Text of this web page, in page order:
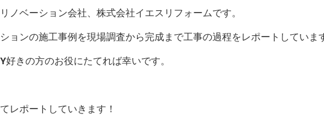
ノベーション会社、株式会社イエスリフォームです。
ョンの施工事例を現場調査から完成まで工事の過程をレポートしていま
きの方のお役にたてれば幸いです。
レポートしていきます！